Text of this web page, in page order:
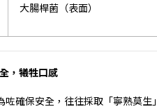
大腸桿菌（表面）
，犧牲口感
確保安全，往往採取「寧熟莫生